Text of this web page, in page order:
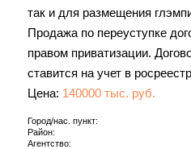
так и для размещения
Продажа по переуступке
правом приватизации.
ставится на учет в
Цена: 140000 тыс. руб.
Город/нас. пункт:
Район:
Агентство: